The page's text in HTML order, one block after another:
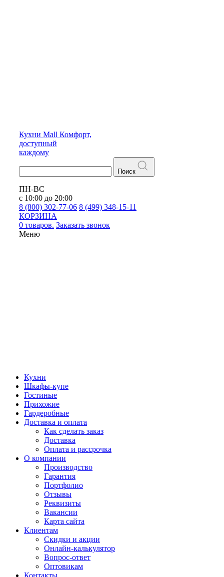
Кухни Mall Комфорт,
доступный
каждому
Поиск
ПН-ВС
с 10:00 до 20:00
8 (800) 302-77-06 8 (499) 348-15-11
КОРЗИНА
0 товаров. Заказать звонок
Меню
Кухни
Шкафы-купе
Гостиные
Прихожие
Гардеробные
Доставка и оплата
Как сделать заказ
Доставка
Оплата и рассрочка
О компании
Производство
Гарантия
Портфолио
Отзывы
Реквизиты
Вакансии
Карта сайта
Клиентам
Скидки и акции
Онлайн-калькулятор
Вопрос-ответ
Оптовикам
Контакты